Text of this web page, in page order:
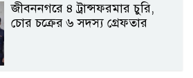
জীবননগরে ৪ ট্রান্সফরমার চুরি,
চোর চক্রের ৬ সদস্য গ্রেফতার